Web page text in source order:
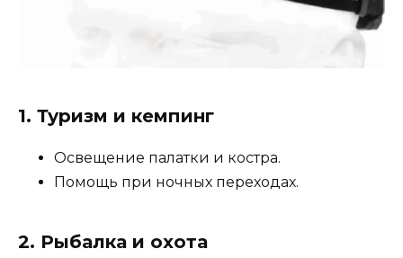
1. Туризм и кемпинг
Освещение палатки и костра.
Помощь при ночных переходах.
2. Рыбалка и охота